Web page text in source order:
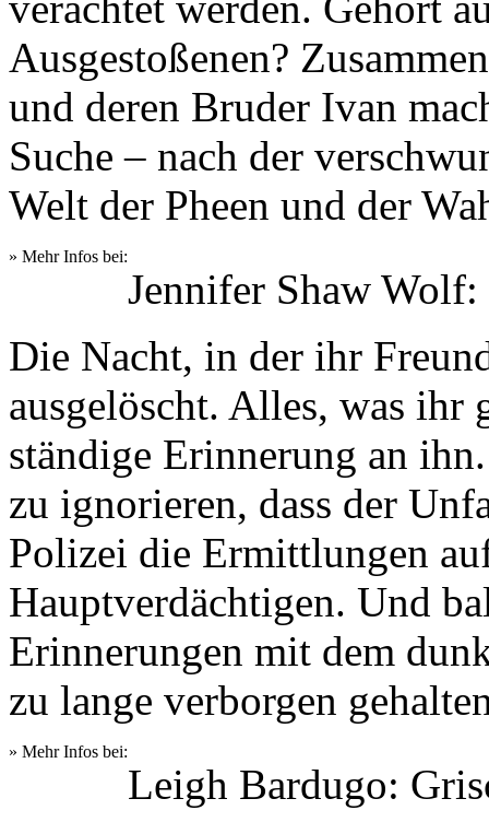
Ausgestoßenen?
und deren Bruder Ivan
Suche – nach der
Welt der Pheen und der
» Mehr Infos bei:
Jennifer Shaw
Die Nacht, in der ihr
ausgelöscht. Alles, was ihr
ständige Erinnerung an
zu ignorieren, dass der
Polizei die Ermittlungen
Hauptverdächtigen. Und
Erinnerungen mit dem
zu lange verborgen
» Mehr Infos bei:
Leigh Bardugo: